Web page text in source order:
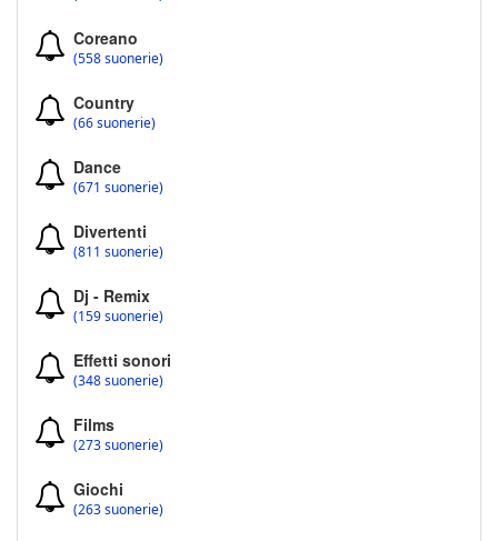
Coreano
(558 suonerie)
Country
(66 suonerie)
Dance
(671 suonerie)
Divertenti
(811 suonerie)
Dj - Remix
(159 suonerie)
Effetti sonori
(348 suonerie)
Films
(273 suonerie)
Giochi
(263 suonerie)